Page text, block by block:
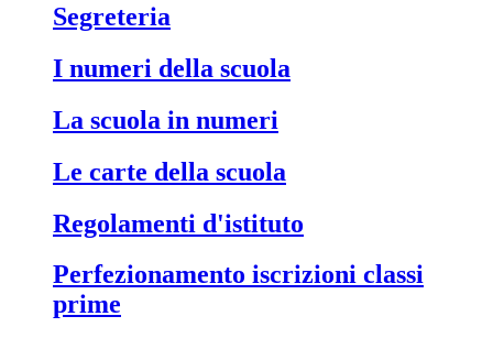
segreteria
i numeri della scuola
la scuola in numeri
le carte della scuola
regolamenti d'istituto
perfezionamento iscrizioni classi
prime